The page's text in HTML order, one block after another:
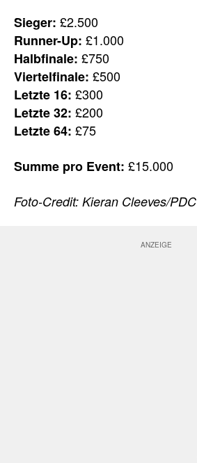
Sieger: £2.500
Runner-Up: £1.000
Halbfinale: £750
Viertelfinale: £500
Letzte 16: £300
Letzte 32: £200
Letzte 64: £75
Summe pro Event: £15.000
Foto-Credit: Kieran Cleeves/PDC